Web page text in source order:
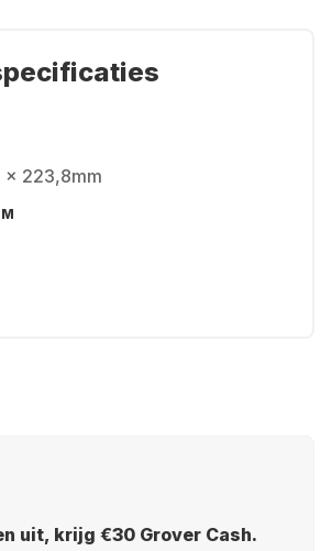
x 223,8mm
uit, krijg €30 Grover Cash.